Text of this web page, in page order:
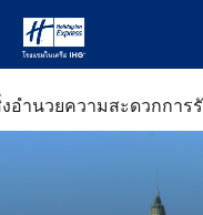
อำนวยความสะดวกการ